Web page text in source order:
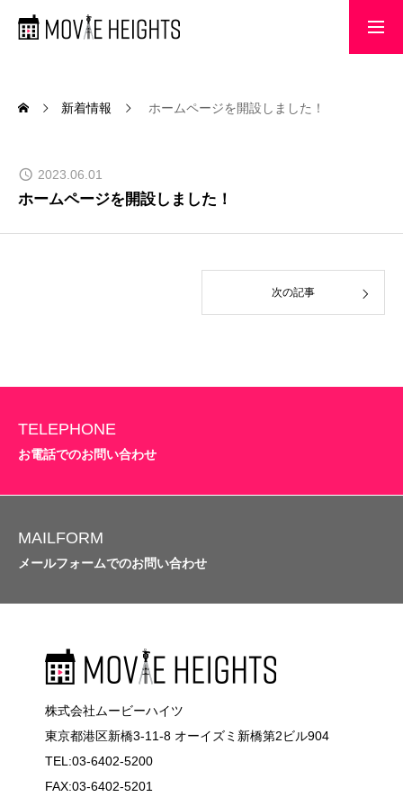
新着情報
新着情報 ホームページを開設しました！
2023.06.01
ホームページを開設しました！
次の記事
TELEPHONE
お電話でのお問い合わせ
MAILFORM
メールフォームでのお問い合わせ
株式会社ムービーハイツ
東京都港区新橋3-11-8 オーイズミ新橋第2ビル904
TEL:03-6402-5200
FAX:03-6402-5201